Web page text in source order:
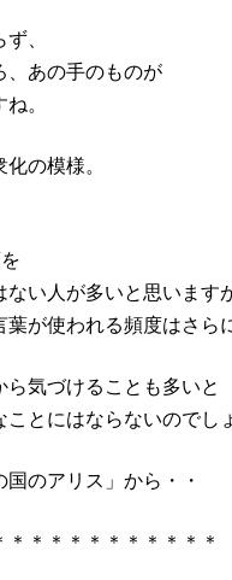
、
、あの手のものが
。
の模様。
い人が多いと思います
が使われる頻度はさら
ら気づけることも多いと
とにはならないのでし
のアリス」から・・
＊＊＊＊＊＊＊＊＊＊＊